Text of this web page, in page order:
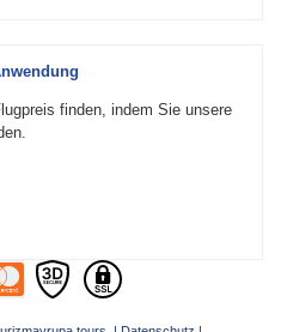
finden, indem Sie unsere